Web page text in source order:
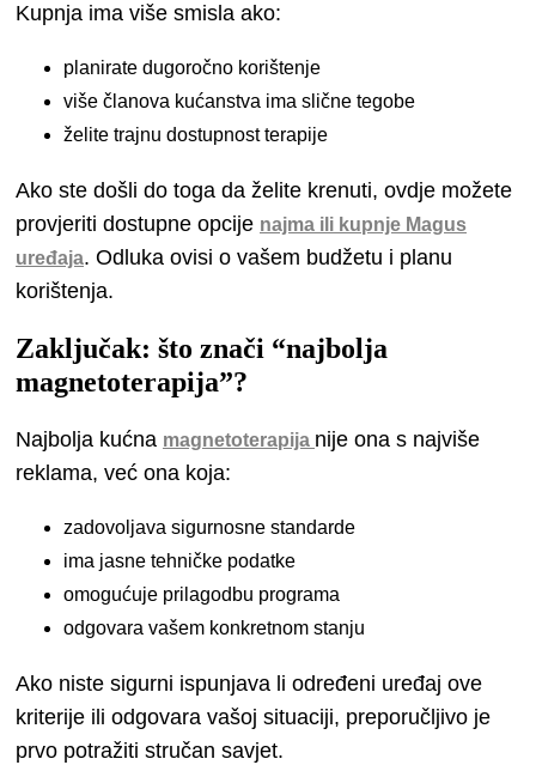
Kupnja ima više smisla ako:
planirate dugoročno korištenje
više članova kućanstva ima slične tegobe
želite trajnu dostupnost terapije
Ako ste došli do toga da želite krenuti, ovdje možete
provjeriti dostupne opcije najma ili kupnje Magus
uređaja. Odluka ovisi o vašem budžetu i planu
korištenja.
Zaključak: što znači “najbolja
magnetoterapija”?
Najbolja kućna magnetoterapija nije ona s najviše
reklama, već ona koja:
zadovoljava sigurnosne standarde
ima jasne tehničke podatke
omogućuje prilagodbu programa
odgovara vašem konkretnom stanju
Ako niste sigurni ispunjava li određeni uređaj ove
kriterije ili odgovara vašoj situaciji, preporučljivo je
prvo potražiti stručan savjet.